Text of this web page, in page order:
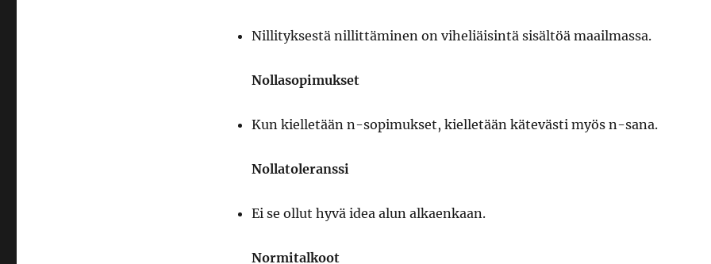
Nillityksestä nillittäminen on viheliäisintä sisältöä maailmassa.
Nollasopimukset
Kun kielletään n-sopimukset, kielletään kätevästi myös n-sana.
Nollatoleranssi
Ei se ollut hyvä idea alun alkaenkaan.
Normitalkoot